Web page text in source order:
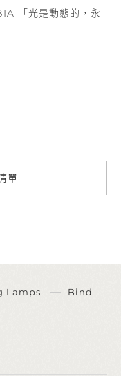
「光是動態的，永
單
Lamps
Bind